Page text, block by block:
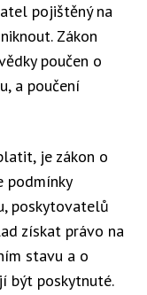
pojištěný na
Zákon
poučen o
a poučení
je zákon o
podmínky
poskytovatelů
získat právo na
stavu a o
být poskytnuté.